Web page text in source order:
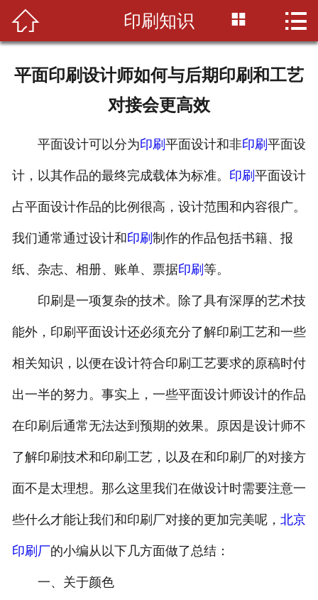
首页
设备展示
联系我们
 印刷知识  
平面印刷设计师如何与后期印刷和工艺
对接会更高效
平面设计可以分为印刷 平面设计和非印刷 平面设
计，以其作品的最终完成载体为标准。 印刷 平面设计
占平面设计作品的比例很高，设计范围和内容很广。
我们通常通过设计和印刷 制作的作品包括书籍、报
纸、杂志、相册、账单、票据印刷 等。
印刷是一项复杂的技术。除了具有深厚的艺术技
能外，印刷平面设计还必须充分了解印刷工艺和一些
相关知识，以便在设计符合印刷工艺要求的原稿时付
出一半的努力。事实上，一些平面设计师设计的作品
在印刷后通常无法达到预期的效果。原因是设计师不
了解印刷技术和印刷工艺，以及在和印刷厂的对接方
面不是太理想。那么这里我们在做设计时需要注意一
些什么才能让我们和印刷厂对接的更加完美呢， 北京
印刷厂的小编从以下几方面做了总结：
一、关于颜色